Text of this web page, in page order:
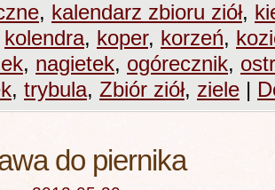
, kalendarz zbioru ziół,
kolendra, koper, korzeń,
, nagietek, ogórecznik,
, trybula, Zbiór ziół, ziele |
do piernika